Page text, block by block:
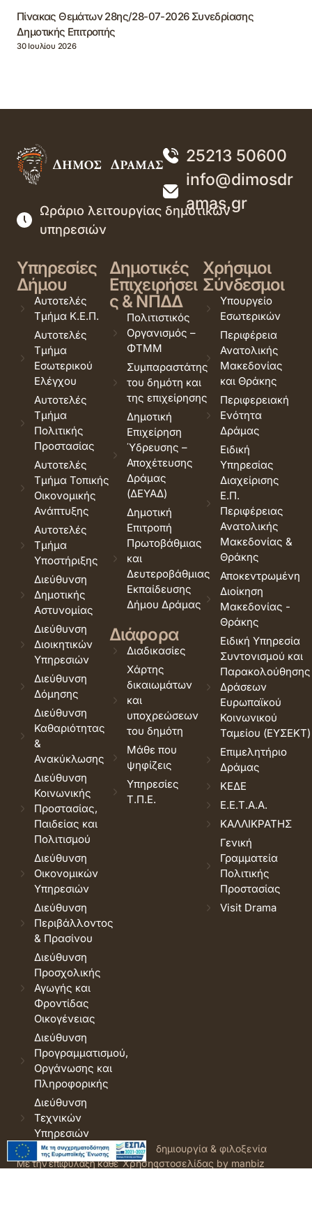
Πίνακας Θεμάτων 28ης/28-07-2026 Συνεδρίασης
Δημοτικής Επιτροπής
30 Ιουλίου 2026
25213 50600
info@dimosdr
amas.gr
Ωράριο λειτουργίας δημοτικών
υπηρεσιών
Υπηρεσίες
Δήμου
Αυτοτελές
Τμήμα Κ.Ε.Π.
Αυτοτελές
Τμήμα
Εσωτερικού
Ελέγχου
Αυτοτελές
Τμήμα
Πολιτικής
Προστασίας
Αυτοτελές
Τμήμα Τοπικής
Οικονομικής
Ανάπτυξης
Αυτοτελές
Τμήμα
Υποστήριξης
Διεύθυνση
Δημοτικής
Αστυνομίας
Διεύθυνση
Διοικητικών
Υπηρεσιών
Διεύθυνση
Δόμησης
Διεύθυνση
Καθαριότητας
&
Ανακύκλωσης
Διεύθυνση
Κοινωνικής
Προστασίας,
Παιδείας και
Πολιτισμού
Διεύθυνση
Οικονομικών
Υπηρεσιών
Διεύθυνση
Περιβάλλοντος
& Πρασίνου
Διεύθυνση
Προσχολικής
Αγωγής και
Φροντίδας
Οικογένειας
Διεύθυνση
Προγραμματισμού,
Οργάνωσης και
Πληροφορικής
Διεύθυνση
Τεχνικών
Υπηρεσιών
Δημοτικές
Επιχειρήσει
ς & ΝΠΔΔ
Πολιτιστικός
Οργανισμός –
ΦΤΜΜ
Συμπαραστάτης
του δημότη και
της επιχείρησης
Δημοτική
Επιχείρηση
Ύδρευσης –
Αποχέτευσης
Δράμας
(ΔΕΥΑΔ)
Δημοτική
Επιτροπή
Πρωτοβάθμιας
και
Δευτεροβάθμιας
Εκπαίδευσης
Δήμου Δράμας
Διάφορα
Διαδικασίες
Χάρτης
δικαιωμάτων
και
υποχρεώσεων
του δημότη
Μάθε που
ψηφίζεις
Υπηρεσίες
Τ.Π.Ε.
Χρήσιμοι
Σύνδεσμοι
Υπουργείο
Εσωτερικών
Περιφέρεια
Ανατολικής
Μακεδονίας
και Θράκης
Περιφερειακή
Ενότητα
Δράμας
Ειδική
Υπηρεσίας
Διαχείρισης
Ε.Π.
Περιφέρειας
Ανατολικής
Μακεδονίας &
Θράκης
Αποκεντρωμένη
Διοίκηση
Μακεδονίας -
Θράκης
Ειδική Υπηρεσία
Συντονισμού και
Παρακολούθησης
Δράσεων
Ευρωπαϊκού
Κοινωνικού
Ταμείου (ΕΥΣΕΚΤ)
Επιμελητήριο
Δράμας
ΚΕΔΕ
Ε.Ε.Τ.Α.Α.
ΚΑΛΛΙΚΡΑΤΗΣ
Γενική
Γραμματεία
Πολιτικής
Προστασίας
Visit Drama
© 2026 Δήμος Δράμας.
Με την επιφύλαξη κάθε
Όροι
Χρήσης
δημιουργία & φιλοξενία
ιστοσελίδας by manbiz